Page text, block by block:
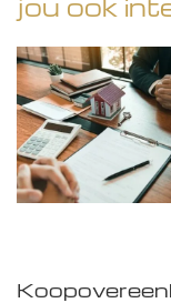
jou ook